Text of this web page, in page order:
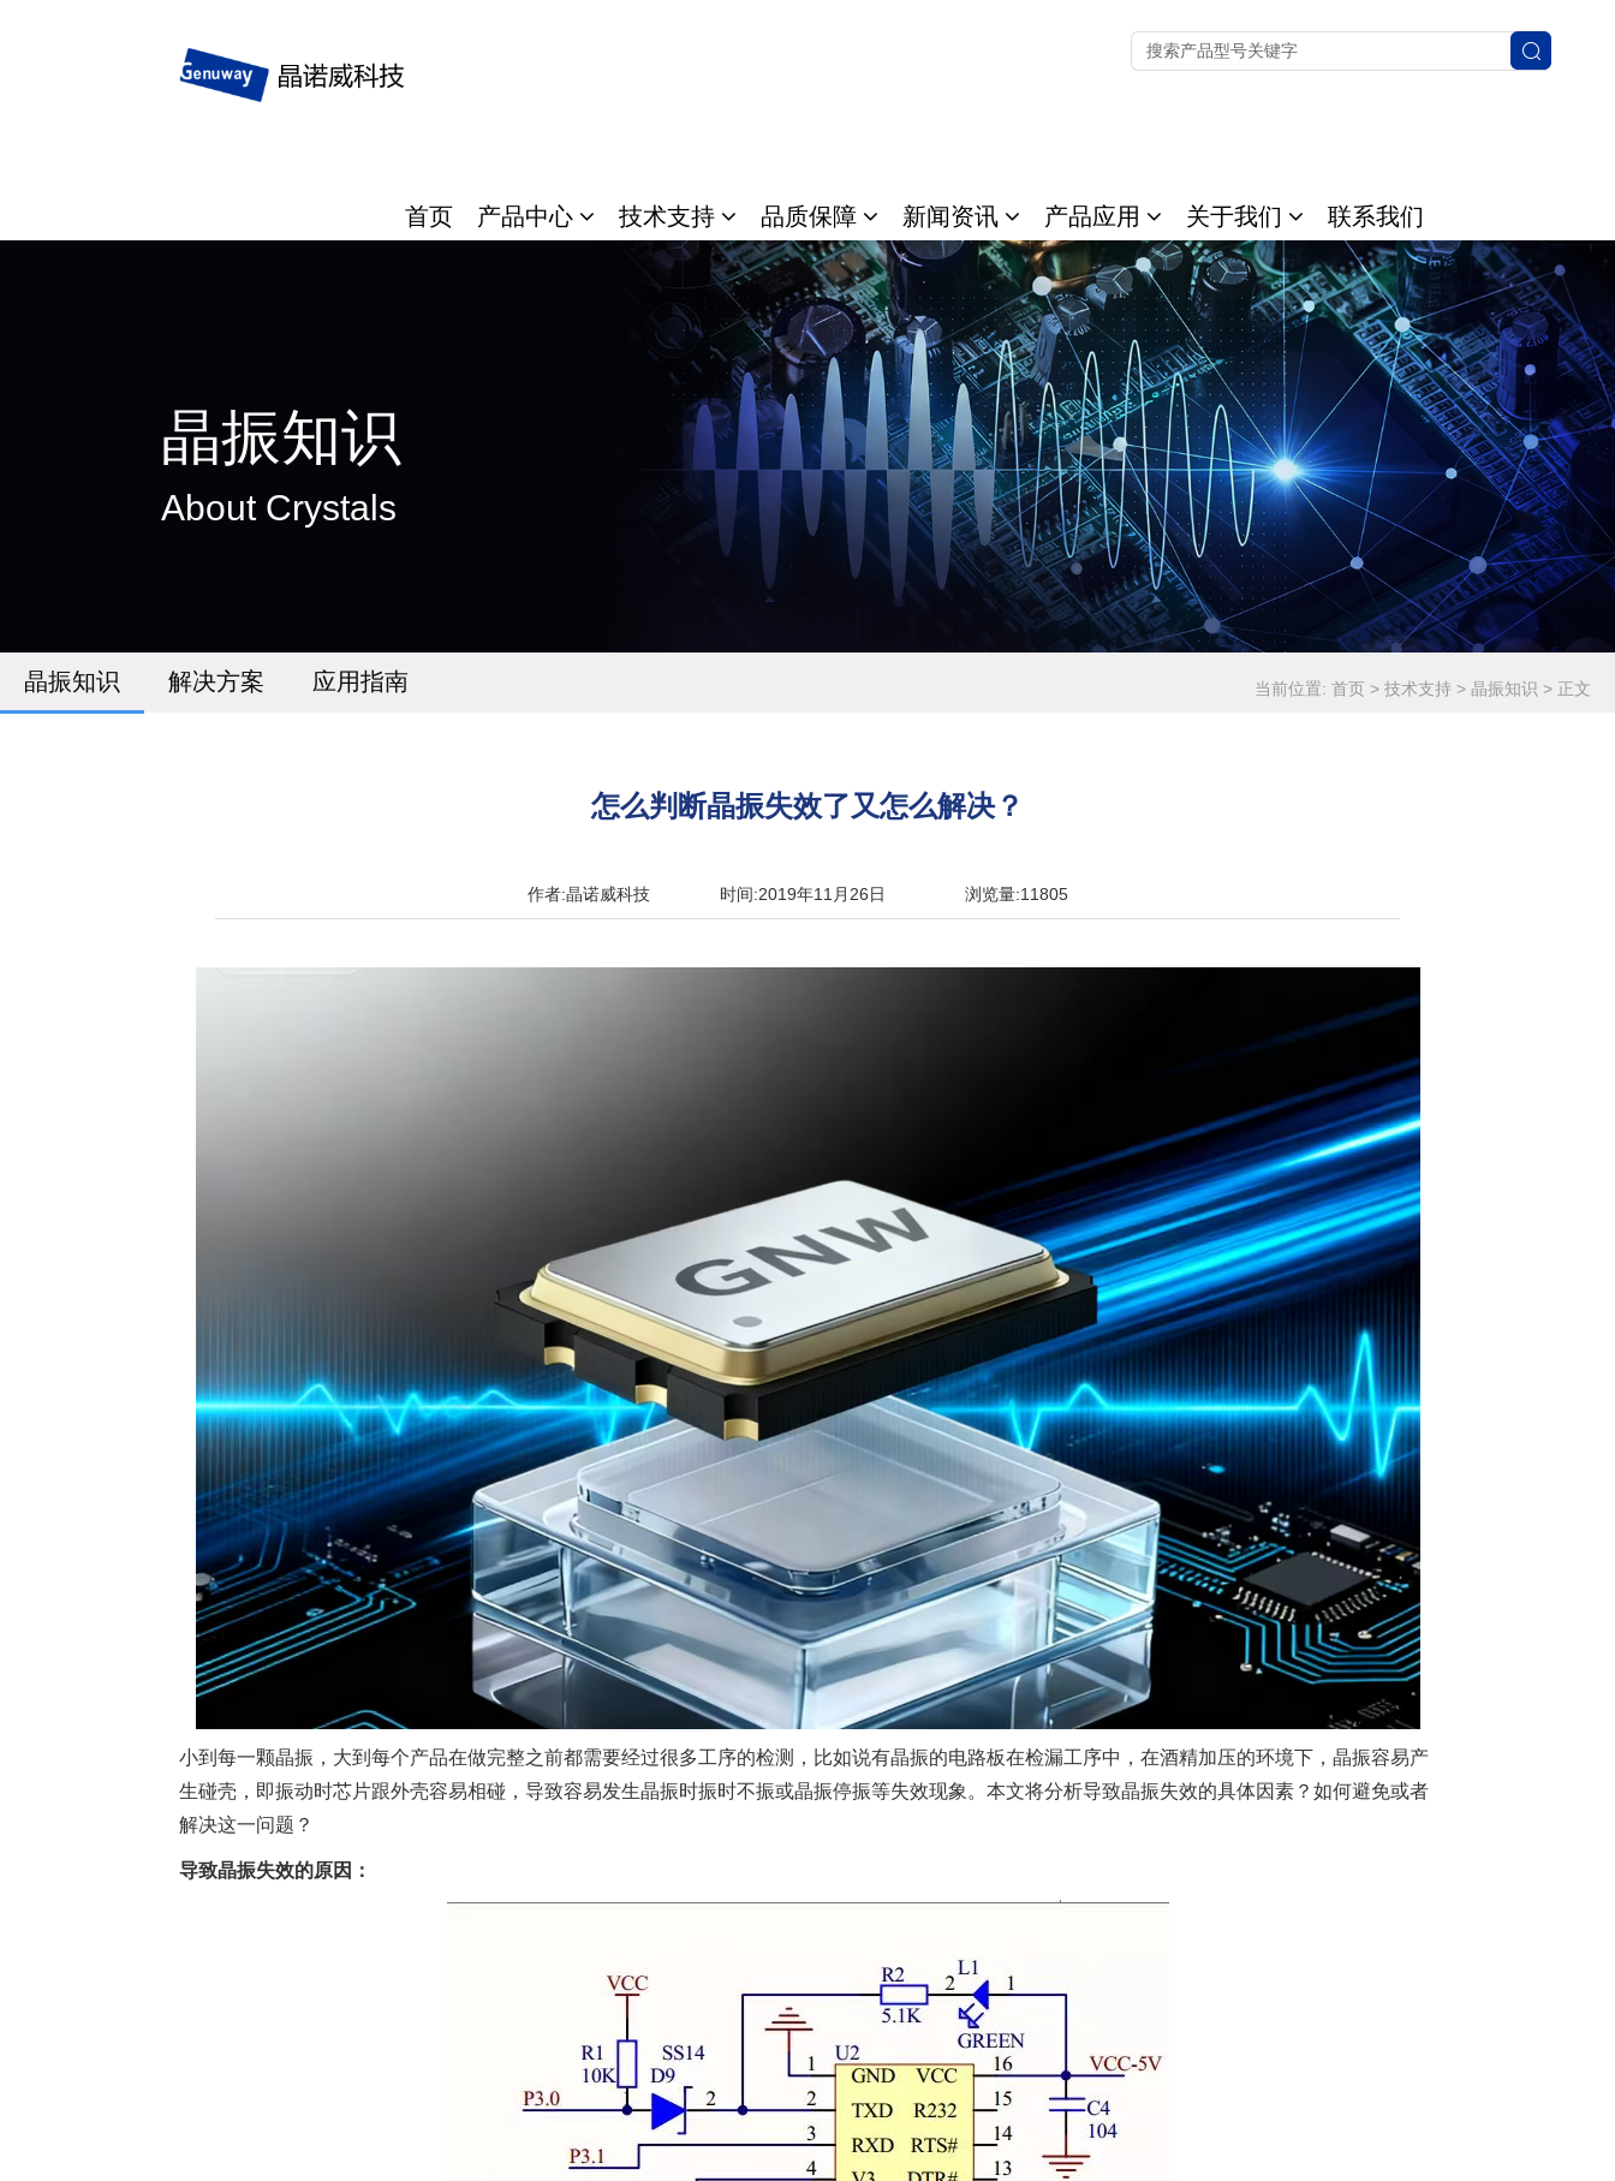
首页 产品中心 技术支持 品质保障 新闻资讯 产品应用 关于我们 联系我们
晶振知识
About Crystals
晶振知识 解决方案 应用指南 当前位置: 首页 > 技术支持 > 晶振知识 > 正文
怎么判断晶振失效了又怎么解决？
作者:晶诺威科技 时间:2019年11月26日 浏览量:11805
小到每一颗晶振，大到每个产品在做完整之前都需要经过很多工序的检测，比如说有晶振的电路板在检漏工序中，在酒精加压的环境下，晶振容易产
生碰壳，即振动时芯片跟外壳容易相碰，导致容易发生晶振时振时不振或晶振停振等失效现象。本文将分析导致晶振失效的具体因素？如何避免或者
解决这一问题？
导致晶振失效的原因：